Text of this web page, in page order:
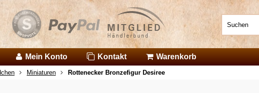
Mein Konto Kontakt Warenkorb
Miniaturen Rottenecker Bronzefigur Desiree